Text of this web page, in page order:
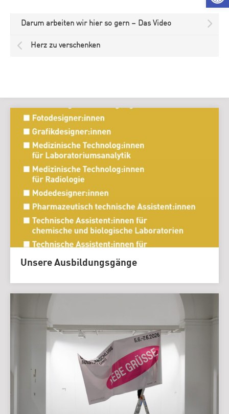
Darum arbeiten wir hier so gern – Das Video
Herz zu verschenken
Unsere Ausbildungsgänge